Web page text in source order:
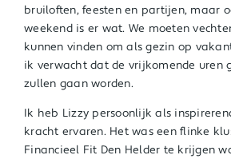
bruiloften, feesten en partijen, maar
weekend is er wat. We moeten
kunnen vinden om als gezin op
ik verwacht dat de vrijkomende uren
zullen gaan worden.
Ik heb Lizzy persoonlijk als
kracht ervaren. Het was een flinke
Financieel Fit Den Helder te krijgen